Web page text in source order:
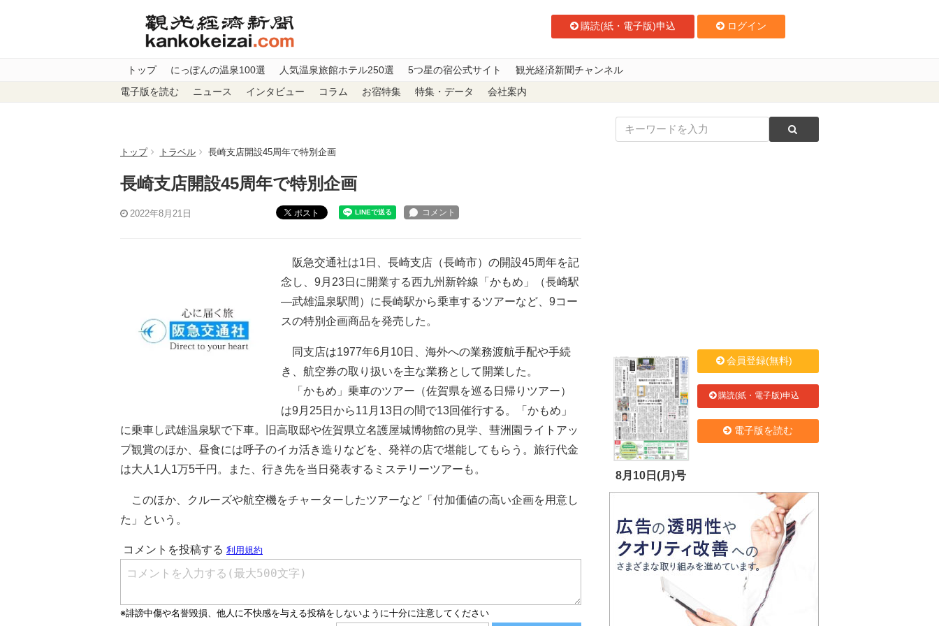
購読(紙・電子版)申込 ログイン
トップ にっぽんの温泉100選 人気温泉旅館ホテル250選 5つ星の宿公式サイト 観光経済新聞チャンネル
電子版を読む ニュース インタビュー コラム お宿特集 特集・データ 会社案内
トップ トラベル 長崎支店開設45周年で特別企画
長崎支店開設45周年で特別企画
2022年8月21日 ポスト
阪急交通社は1日、長崎支店（長崎市）の開設45周年を記
念し、9月23日に開業する西九州新幹線「かもめ」（長崎駅
―武雄温泉駅間）に長崎駅から乗車するツアーなど、9コー
スの特別企画商品を発売した。
同支店は1977年6月10日、海外への業務渡航手配や手続
き、航空券の取り扱いを主な業務として開業した。
「かもめ」乗車のツアー（佐賀県を巡る日帰りツアー）
は9月25日から11月13日の間で13回催行する。「かもめ」
に乗車し武雄温泉駅で下車。旧高取邸や佐賀県立名護屋城博物館の見学、彗洲園ライトアッ
プ観賞のほか、昼食には呼子のイカ活き造りなどを、発祥の店で堪能してもらう。旅行代金
は大人1人1万5千円。また、行き先を当日発表するミステリーツアーも。
このほか、クルーズや航空機をチャーターしたツアーなど「付加価値の高い企画を用意し
た」という。
8月10日(月)号
会員登録(無料)
購読(紙・電子版)申込
電子版を読む